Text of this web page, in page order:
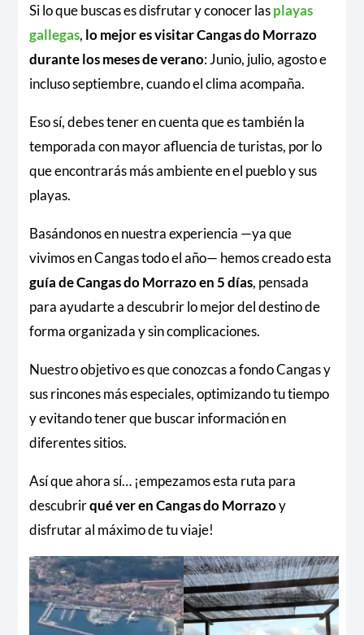
Si lo que buscas es disfrutar y conocer lasplayas
gallegas, lo mejor es visitar Cangas do Morrazo
durante los meses de verano: Junio, julio, agosto e
incluso septiembre, cuando el clima acompaña.
Eso sí, debes tener en cuenta que es también la
temporada con mayor afluencia de turistas, por lo
que encontrarás más ambiente en el pueblo y sus
playas.
Basándonos en nuestra experiencia —ya que
vivimos en Cangas todo el año— hemos creado esta
guía de Cangas do Morrazo en 5 días, pensada
para ayudarte a descubrir lo mejor del destino de
forma organizada y sin complicaciones.
Nuestro objetivo es que conozcas a fondo Cangas y
sus rincones más especiales, optimizando tu tiempo
y evitando tener que buscar información en
diferentes sitios.
Así que ahora sí… ¡empezamos esta ruta para
descubrirqué ver en Cangas do Morrazoy
disfrutar al máximo de tu viaje!